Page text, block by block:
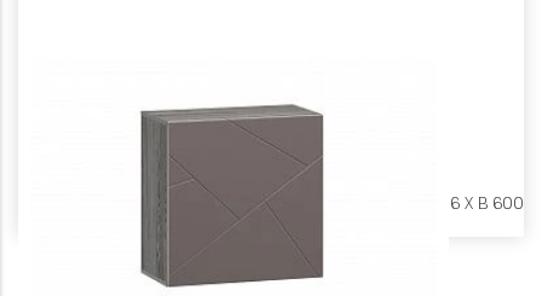
Ш 302 X Г 316 X В 600